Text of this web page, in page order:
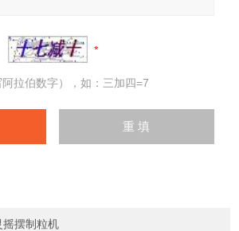
拉伯数字），如：三加四=7
摇摆制粒机